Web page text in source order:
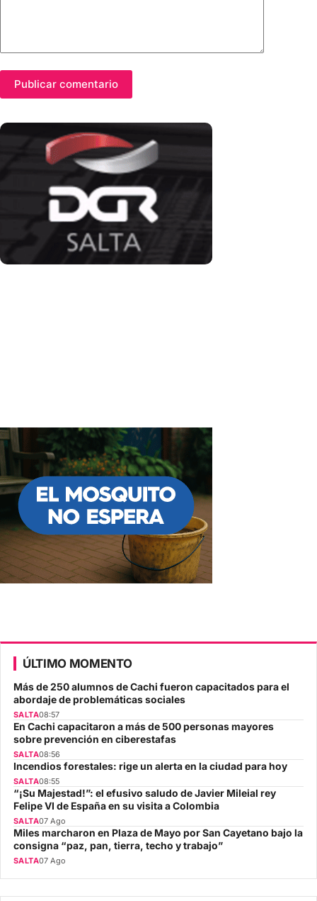
Publicar comentario
ÚLTIMO MOMENTO
Más de 250 alumnos de Cachi fueron capacitados para el
abordaje de problemáticas sociales
SALTA08:57
En Cachi capacitaron a más de 500 personas mayores
sobre prevención en ciberestafas
SALTA08:56
Incendios forestales: rige un alerta en la ciudad para hoy
SALTA08:55
“¡Su Majestad!”: el efusivo saludo de Javier Mileial rey
Felipe VI de España en su visita a Colombia
SALTA07 Ago
Miles marcharon en Plaza de Mayo por San Cayetano bajo la
consigna “paz, pan, tierra, techo y trabajo”
SALTA07 Ago